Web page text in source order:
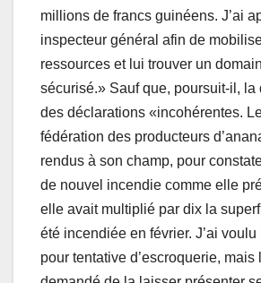
millions de francs guinéens. J’ai
inspecteur général afin de
ressources et lui trouver un
sécurisé.» Sauf que, poursuit-il, la
des déclarations «incohérentes.
fédération des producteurs
rendus à son champ, pour
de nouvel incendie comme elle
elle avait multiplié par dix la
été incendiée en février. J’ai
pour tentative d’escroquerie, mais